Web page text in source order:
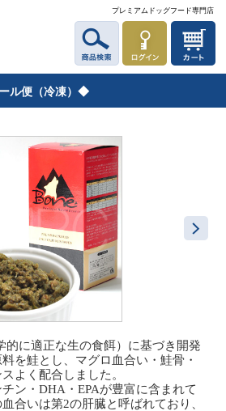
プレミアムドッグフード専門店
ル便（冷凍）◆
的に適正な生の食餌）に基づき開発
を鮭とし、マグロ血合い・鮭骨・
よく配合しました。
ン・DHA・EPAが豊富に含まれて
合いは第2の肝臓と呼ばれており、